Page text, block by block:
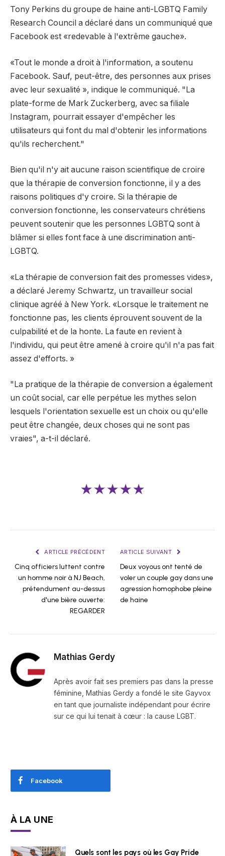
Tony Perkins du groupe de haine anti-LGBTQ Family
Research Council a déclaré dans un communiqué que
Facebook est «redevable à l'extrême gauche».
«Tout le monde a droit à l'information, a soutenu
Facebook. Sauf, peut-être, des personnes aux prises
avec leur sexualité », indique le communiqué. "La
plate-forme de Mark Zuckerberg, avec sa filiale
Instagram, pourrait essayer d'empêcher les
utilisateurs qui font du mal d'obtenir les informations
qu'ils recherchent."
Bien qu'il n'y ait aucune raison scientifique de croire
que la thérapie de conversion fonctionne, il y a des
raisons politiques d'y croire. Si la thérapie de
conversion fonctionne, les conservateurs chrétiens
peuvent soutenir que les personnes LGBTQ sont à
blâmer si elles font face à une discrimination anti-
LGBTQ.
«La thérapie de conversion fait des promesses vides»,
a déclaré Jeremy Schwartz, un travailleur social
clinique agréé à New York. «Lorsque le traitement ne
fonctionne pas, les clients éprouvent souvent de la
culpabilité et de la honte. La faute en revient à
l'individu, qui peut être amené à croire qu'il n'a pas fait
assez d'efforts. »
"La pratique de la thérapie de conversion a également
un coût social, car elle perpétue les mythes selon
lesquels l'orientation sexuelle est un choix ou qu'elle
peut être changée, deux choses qui ne sont pas
vraies", a-t-il déclaré.
★★★★★
ARTICLE PRÉCÉDENT
Cinq officiers luttent contre
un homme noir à NJ Beach,
prétendument au-dessus
d'une bière ouverte:
REGARDER
ARTICLE SUIVANT
Deux voyous ont tenté de
voler un couple gay dans une
agression homophobe pleine
de haine
Mathias Gerdy
Après avoir fait ses premiers pas dans la presse
féminine, Mathias Gerdy a fondé le site Gayvox
en tant que journaliste indépendant pour écrire
sur ce qui lui tenait à cœur : la cause LGBT.
Facebook
À LA UNE
Quels sont les pays où les Gay Pride